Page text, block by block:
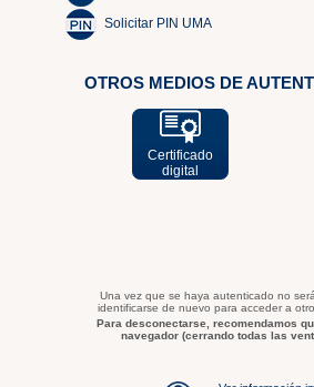
Solicitar PIN UMA
OTROS MEDIOS DE
Certificado
digital
Una vez que se haya autenticado no
identificarse de nuevo para acceder a
Para desconectarse, recomendamos
navegador (cerrando todas las